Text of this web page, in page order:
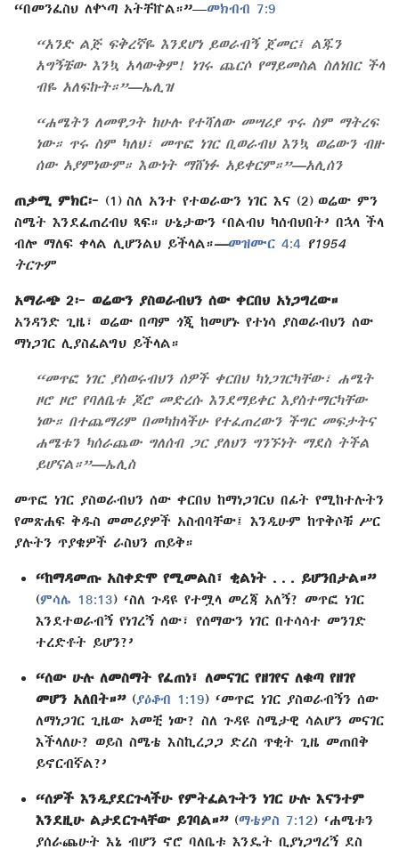
“በመንፈስህ ለቍጣ አትቸኵል።”​—መክብብ 7:9
“አንድ ልጅ ፍቅረኛዬ እንደሆነ ይወራብኝ ጀመር፤ ልጁን
አግኝቼው እንኳ አላውቅም! ነገሩ ጨርሶ የማይመስል ስለነበር ችላ
ብዬ አለፍኩት።”​—ኤሊዝ
“ሐሜትን ለመዋጋት ከሁሉ የተሻለው መሣሪያ ጥሩ ስም ማትረፍ
ነው። ጥሩ ስም ካለህ፣ መጥፎ ነገር ቢወራብህ እንኳ ወሬውን ብዙ
ሰው አያምነውም። እውነት ማሸነፉ አይቀርም።”​—አሊሰን
ጠቃሚ ምክር፦ (1) ስለ አንተ የተወራውን ነገር እና (2) ወሬው ምን
ስሜት እንደፈጠረብህ ጻፍ። ሁኔታውን ‘በልብህ ካሰብህበት’ በኋላ ችላ
ብሎ ማለፍ ቀላል ሊሆንልህ ይችላል።​—መዝሙር 4:4
የ1954
ትርጉም
አማራጭ 2፦ ወሬውን ያስወራብህን ሰው ቀርበህ አነጋግረው።
አንዳንድ ጊዜ፣ ወሬው በጣም ጎጂ ከመሆኑ የተነሳ ያስወራብህን ሰው
ማነጋገር ሊያስፈልግህ ይችላል።
“መጥፎ ነገር ያስወሩብህን ሰዎች ቀርበህ ካነጋገርካቸው፣ ሐሜት
ዞሮ ዞሮ የባለቤቱ ጆሮ መድረሱ እንደማይቀር እያስተማርካቸው
ነው። በተጨማሪም በመካከላችሁ የተፈጠረውን ችግር መፍታትና
ሐሜቱን ካሰራጨው ግለሰብ ጋር ያለህን ግንኙነት ማደስ ትችል
ይሆናል።”​—ኤሊስ
መጥፎ ነገር ያስወራብህን ሰው ቀርበህ ከማነጋገርህ በፊት የሚከተሉትን
የመጽሐፍ ቅዱስ መመሪያዎች አስብባቸው፤ እንዲሁም ከጥቅሶቹ ሥር
ያሉትን ጥያቄዎች ራስህን ጠይቅ።
“ከማዳመጡ አስቀድሞ የሚመልስ፣ ቂልነት . . . ይሆንበታል።”
(ምሳሌ 18:13) ‘ስለ ጉዳዩ የተሟላ መረጃ አለኝ? መጥፎ ነገር
እንደተወራብኝ የነገረኝ ሰው፣ የሰማውን ነገር በተሳሳተ መንገድ
ተረድቶት ይሆን?’
“ሰው ሁሉ ለመስማት የፈጠነ፣ ለመናገር የዘገየና ለቁጣ የዘገየ
መሆን አለበት።”(ያዕቆብ 1:19) ‘መጥፎ ነገር ያስወራብኝን ሰው
ለማነጋገር ጊዜው አመቺ ነው? ስለ ጉዳዩ ስሜታዊ ሳልሆን መናገር
እችላለሁ? ወይስ ስሜቴ እስኪረጋጋ ድረስ ጥቂት ጊዜ መጠበቅ
ይኖርብኛል?’
“ሰዎች እንዲያደርጉላችሁ የምትፈልጉትን ነገር ሁሉ እናንተም
እንደዚሁ ልታደርጉላቸው ይገባል።”(ማቴዎስ 7:12) ‘ሐሜቱን
ያሰራጨሁት እኔ ብሆን ኖሮ ባለቤቱ እንዴት ቢያነጋግረኝ ደስ